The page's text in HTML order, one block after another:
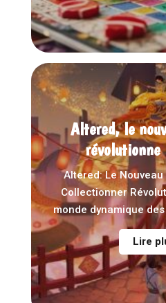
Altered, le
Altered: Le
Collectionner
monde dynamique
Lire